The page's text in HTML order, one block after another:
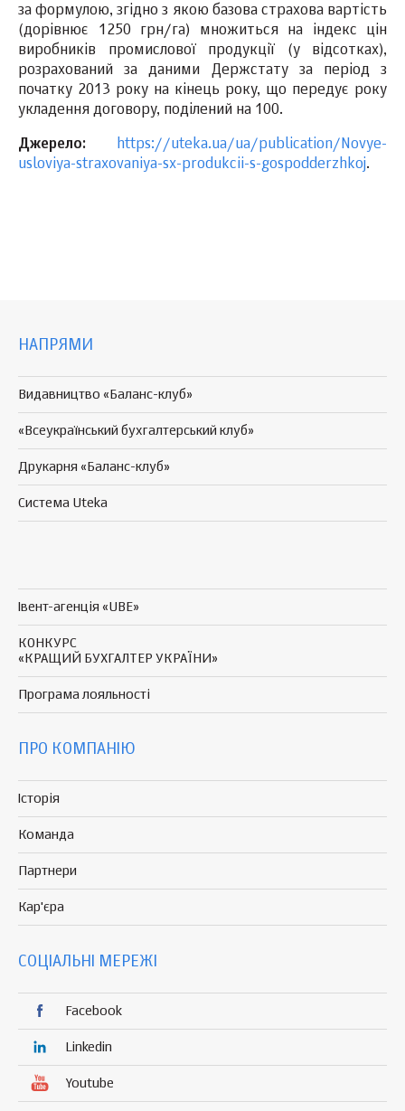
за формулою, згідно з якою базова страхова вартість
(дорівнює 1250 грн/га) множиться на індекс цін
виробників промислової продукції (у відсотках),
розрахований за даними Держстату за період з
початку 2013 року на кінець року, що передує року
укладення договору, поділений на 100.
Джерело:
https://uteka.ua/ua/publication/Novye-
usloviya-straxovaniya-sx-produkcii-s-gospodderzhkoj.
НАПРЯМИ
Видавництво «Баланс-клуб»
«Всеукраїнський бухгалтерський клуб»
Друкарня «Баланс-клуб»
Система Uteka
Івент-агенція «UBE»
КОНКУРС
«КРАЩИЙ БУХГАЛТЕР УКРАЇНИ»
Програма лояльності
ПРО КОМПАНІЮ
Історія
Команда
Партнери
Кар'єра
СОЦІАЛЬНІ МЕРЕЖІ
Facebook
Linkedin
Youtube